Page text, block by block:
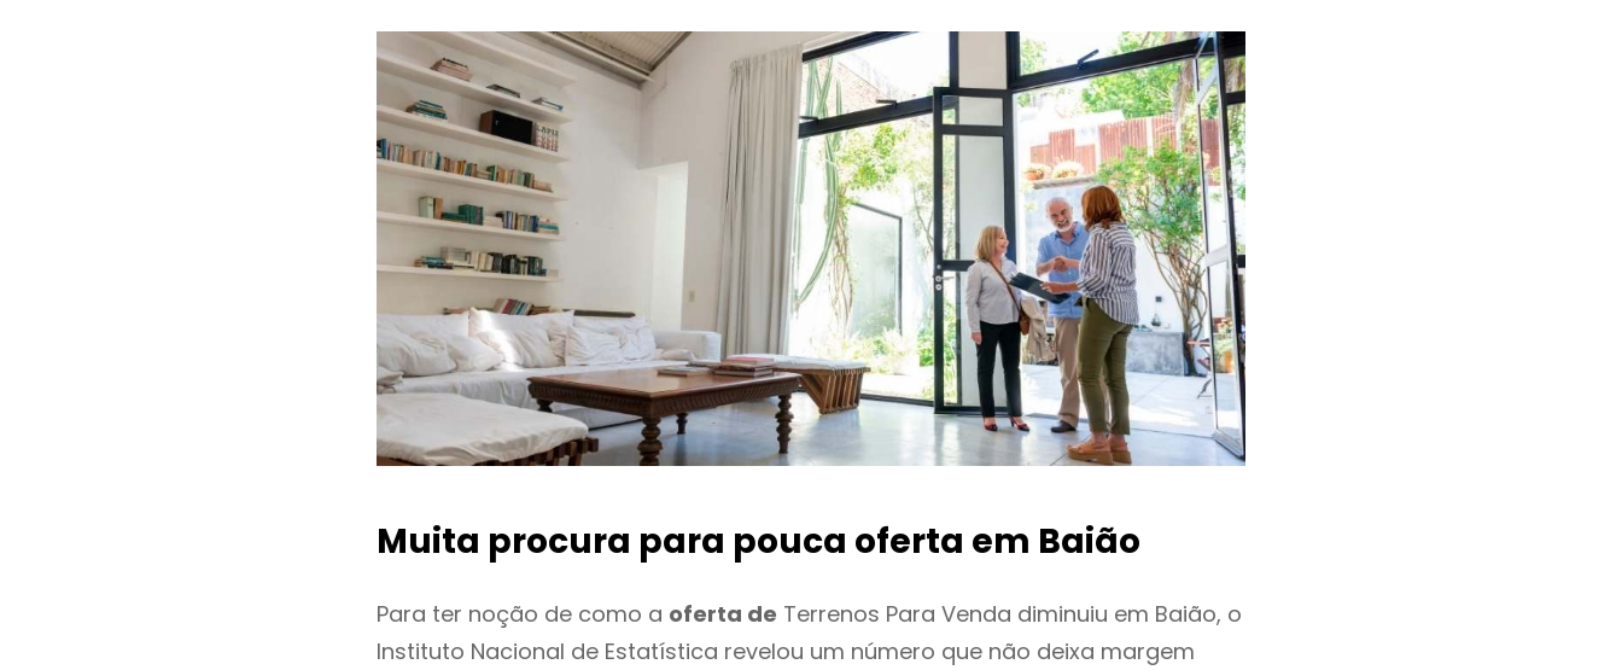
Muita procura para pouca oferta em Baião
Para ter noção de como a oferta de Terrenos Para Venda diminuiu em Baião, o
Instituto Nacional de Estatística revelou um número que não deixa margem